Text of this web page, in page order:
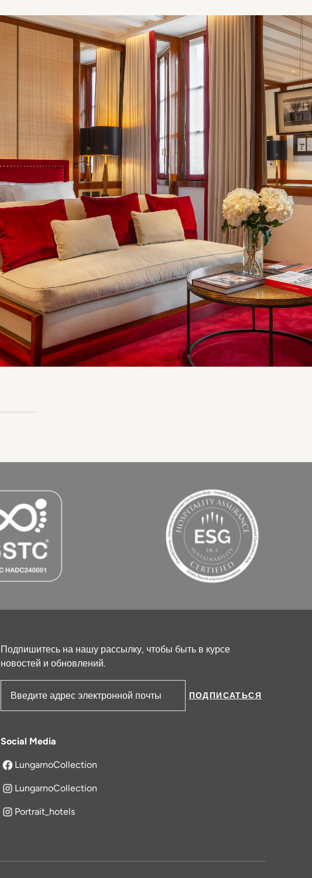
Подпишитесь на нашу рассылку, чтобы быть в курсе
новостей и обновлений.
Адрес электронной почты
ПОДПИСАТЬСЯ
Social Media
LungarnoCollection
открывается в новой вкладке
LungarnoCollection
Portrait_hotels